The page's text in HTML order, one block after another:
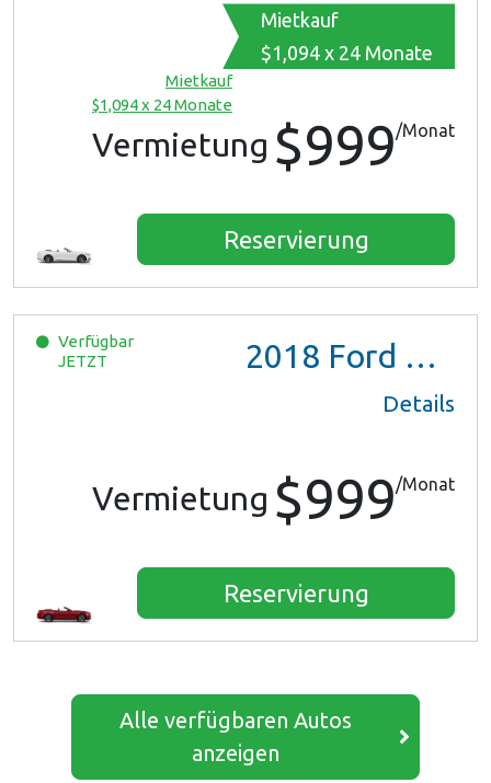
Mietkauf
$1,094 x 24 Monate
Mietkauf
$1,094 x 24 Monate
Vermietung $999/Monat
Reservierung
Verfügbar
JETZT
2018 Ford Mustang
Details
Vermietung $999/Monat
Reservierung
Alle verfügbaren Autos
anzeigen